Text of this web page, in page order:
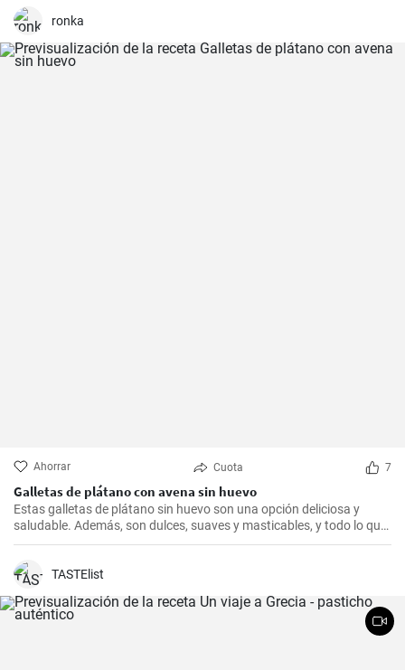
ronka
Ahorrar Cuota 7
Galletas de plátano con avena sin huevo
Estas galletas de plátano sin huevo son una opción deliciosa y
saludable. Además, son dulces, suaves y masticables, y todo lo que
necesitas es un plátano, avena y un toque de edulcorante.
TASTElist